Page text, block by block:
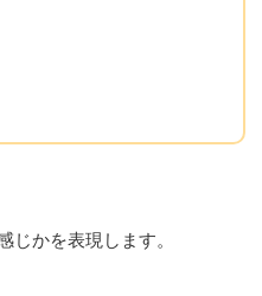
じかを表現します。